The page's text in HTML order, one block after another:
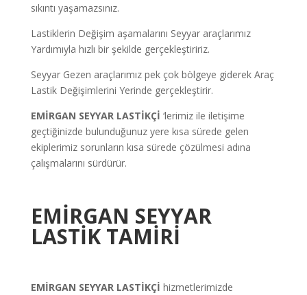
sıkıntı yaşamazsınız.
Lastiklerin Değişim aşamalarını Seyyar araçlarımız
Yardımıyla hızlı bir şekilde gerçekleştiririz.
Seyyar Gezen araçlarımız pek çok bölgeye giderek Araç
Lastik Değişimlerini Yerinde gerçekleştirir.
EMİRGAN SEYYAR LASTİKÇİ ‘lerimiz ile iletişime
geçtiğinizde bulunduğunuz yere kısa sürede gelen
ekiplerimiz sorunların kısa sürede çözülmesi adına
çalışmalarını sürdürür.
EMİRGAN SEYYAR
LASTİK TAMİRİ
EMİRGAN SEYYAR LASTİKÇİ hizmetlerimizde